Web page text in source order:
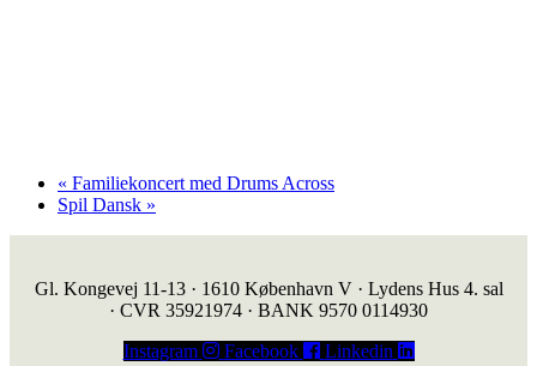
« Familiekoncert med Drums Across
Spil Dansk »
Gl. Kongevej 11-13 · 1610 København V · Lydens Hus 4. sal
· CVR 35921974 · BANK 9570 0114930
Instagram
Facebook Linkedin